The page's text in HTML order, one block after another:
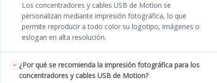
Los concentradores y cables USB de Motion se
personalizan mediante impresión fotográfica, lo que
permite reproducir a todo color su logotipo, imágenes o
eslogan en alta resolución.
¿Por qué se recomienda la impresión fotográfica para los
concentradores y cables USB de Motion?